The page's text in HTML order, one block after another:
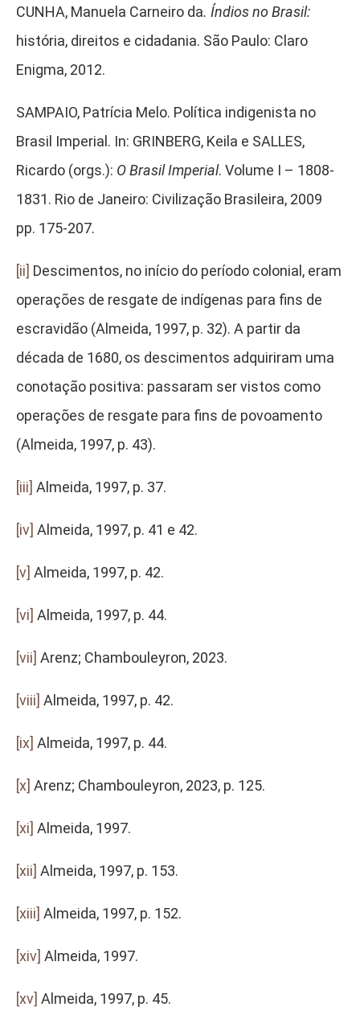
CUNHA, Manuela Carneiro da. Índios no Brasil:
história, direitos e cidadania. São Paulo: Claro
Enigma, 2012.
SAMPAIO, Patrícia Melo. Política indigenista no
Brasil Imperial. In: GRINBERG, Keila e SALLES,
Ricardo (orgs.): O Brasil Imperial. Volume I – 1808-
1831. Rio de Janeiro: Civilização Brasileira, 2009
pp. 175-207.
[ii] Descimentos, no início do período colonial, eram
operações de resgate de indígenas para fins de
escravidão (Almeida, 1997, p. 32). A partir da
década de 1680, os descimentos adquiriram uma
conotação positiva: passaram ser vistos como
operações de resgate para fins de povoamento
(Almeida, 1997, p. 43).
[iii] Almeida, 1997, p. 37.
[iv] Almeida, 1997, p. 41 e 42.
[v] Almeida, 1997, p. 42.
[vi] Almeida, 1997, p. 44.
[vii] Arenz; Chambouleyron, 2023.
[viii] Almeida, 1997, p. 42.
[ix] Almeida, 1997, p. 44.
[x] Arenz; Chambouleyron, 2023, p. 125.
[xi] Almeida, 1997.
[xii] Almeida, 1997, p. 153.
[xiii] Almeida, 1997, p. 152.
[xiv] Almeida, 1997.
[xv] Almeida, 1997, p. 45.